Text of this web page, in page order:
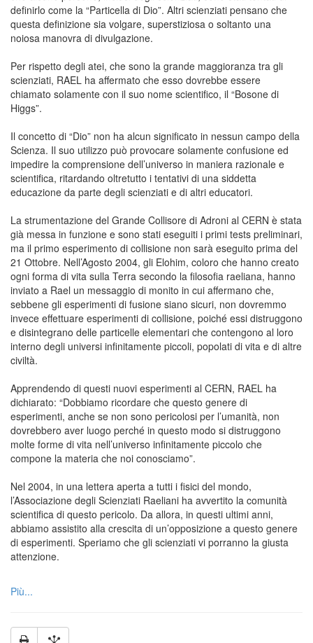
definirlo come la “Particella di Dio”. Altri scienziati pensano che
questa definizione sia volgare, superstiziosa o soltanto una
noiosa manovra di divulgazione.
Per rispetto degli atei, che sono la grande maggioranza tra gli
scienziati, RAEL ha affermato che esso dovrebbe essere
chiamato solamente con il suo nome scientifico, il “Bosone di
Higgs”.
Il concetto di “Dio” non ha alcun significato in nessun campo della
Scienza. Il suo utilizzo può provocare solamente confusione ed
impedire la comprensione dell’universo in maniera razionale e
scientifica, ritardando oltretutto i tentativi di una siddetta
educazione da parte degli scienziati e di altri educatori.
La strumentazione del Grande Collisore di Adroni al CERN è stata
già messa in funzione e sono stati eseguiti i primi tests preliminari,
ma il primo esperimento di collisione non sarà eseguito prima del
21 Ottobre. Nell’Agosto 2004, gli Elohim, coloro che hanno creato
ogni forma di vita sulla Terra secondo la filosofia raeliana, hanno
inviato a Rael un messaggio di monito in cui affermano che,
sebbene gli esperimenti di fusione siano sicuri, non dovremmo
invece effettuare esperimenti di collisione, poiché essi distruggono
e disintegrano delle particelle elementari che contengono al loro
interno degli universi infinitamente piccoli, popolati di vita e di altre
civiltà.
Apprendendo di questi nuovi esperimenti al CERN, RAEL ha
dichiarato: “Dobbiamo ricordare che questo genere di
esperimenti, anche se non sono pericolosi per l’umanità, non
dovrebbero aver luogo perché in questo modo si distruggono
molte forme di vita nell’universo infinitamente piccolo che
compone la materia che noi conosciamo”.
Nel 2004, in una lettera aperta a tutti i fisici del mondo,
l’Associazione degli Scienziati Raeliani ha avvertito la comunità
scientifica di questo pericolo. Da allora, in questi ultimi anni,
abbiamo assistito alla crescita di un’opposizione a questo genere
di esperimenti. Speriamo che gli scienziati vi porranno la giusta
attenzione.
Più...